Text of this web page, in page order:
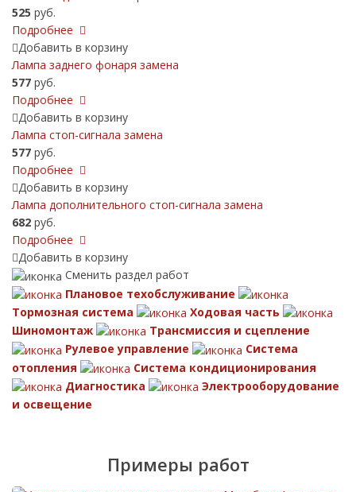
525 руб.
Подробнее
Добавить в корзину
Лампа заднего фонаря замена
577 руб.
Подробнее
Добавить в корзину
Лампа стоп-сигнала замена
577 руб.
Подробнее
Добавить в корзину
Лампа дополнительного стоп-сигнала замена
682 руб.
Подробнее
Добавить в корзину
Сменить раздел работ
Плановое техобслуживание
Тормозная система
Ходовая часть
Шиномонтаж
Трансмиссия и сцепление
Рулевое управление
Система
отопления
Система кондиционирования
Диагностика
Электрооборудование
и освещение
Примеры работ